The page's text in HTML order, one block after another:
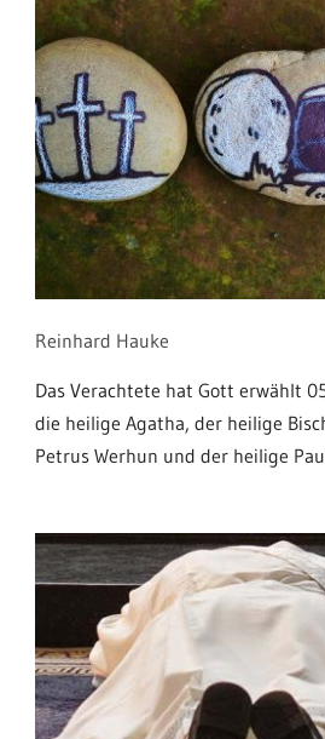
Reinhard Hauke
Das Verachtete hat Gott erwählt
die heilige Agatha, der heilige
Petrus Werhun und der heilige